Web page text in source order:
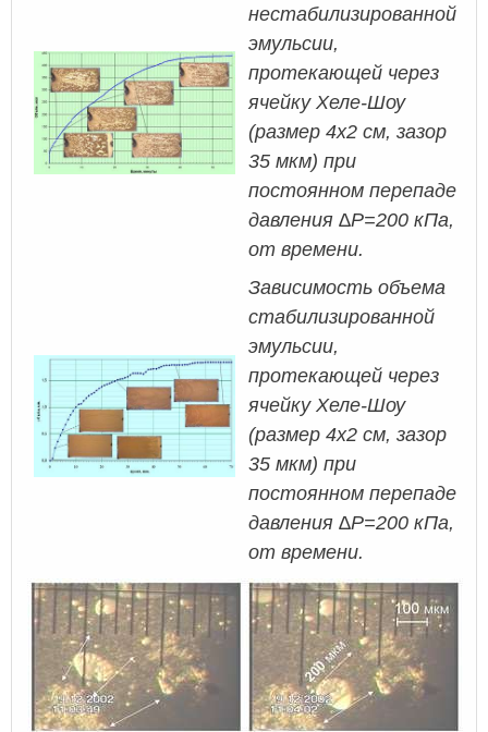
нестабилизированной
эмульсии,
протекающей через
ячейку Хеле-Шоу
(размер 4х2 см, зазор
35 мкм) при
постоянном перепаде
давления ∆P=200 кПа,
от времени.
Зависимость объема
стабилизированной
эмульсии,
протекающей через
ячейку Хеле-Шоу
(размер 4х2 см, зазор
35 мкм) при
постоянном перепаде
давления ∆P=200 кПа,
от времени.